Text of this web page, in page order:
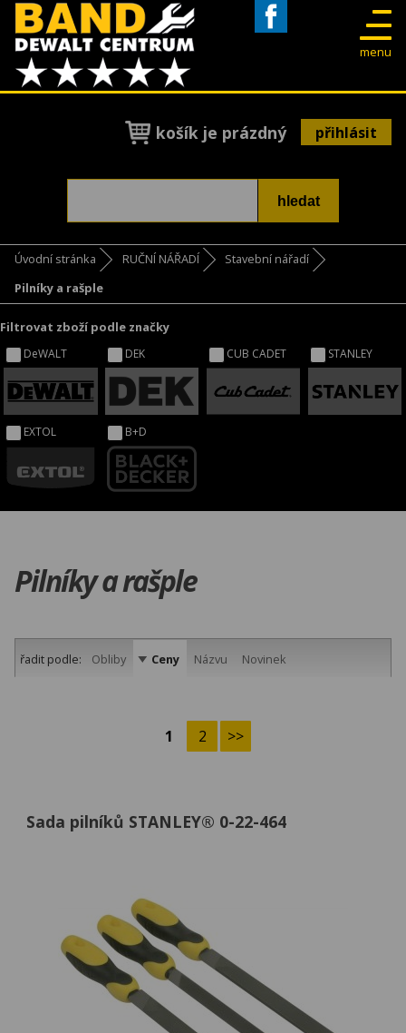
menu
košík je prázdný přihlásit
Úvodní stránka RUČNÍ NÁŘADÍ
Stavební nářadí
Pilníky a rašple
Filtrovat zboží podle značky
DeWALT DEK CUB CADET STANLEY
EXTOL B+D
Pilníky a rašple
řadit podle: Obliby Ceny Názvu Novinek
1 2 >>
Sada pilníků STANLEY® 0-22-464